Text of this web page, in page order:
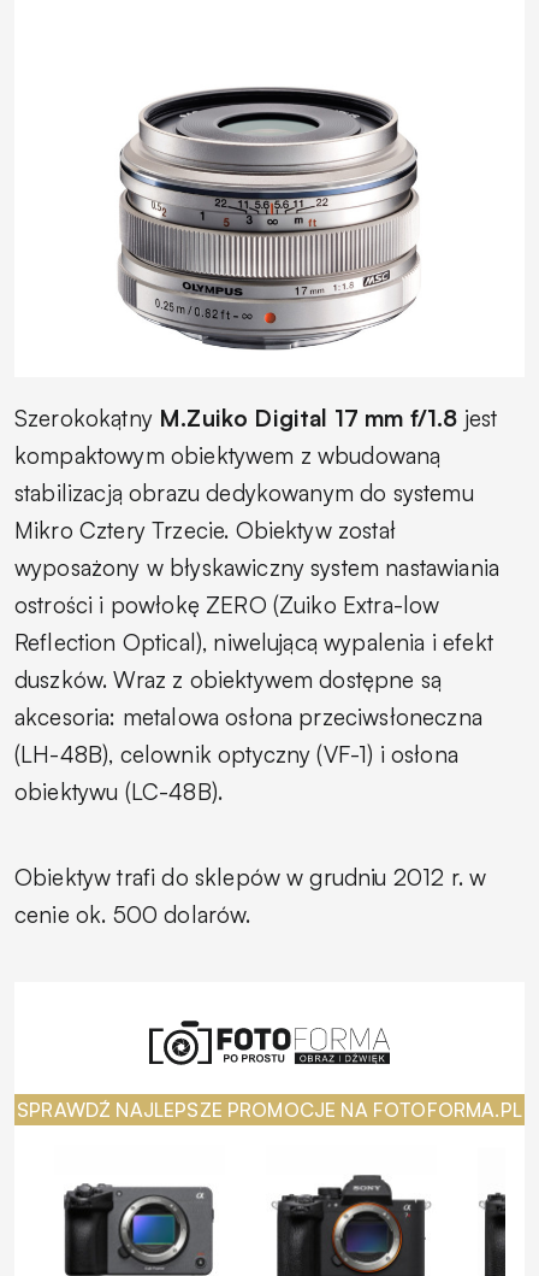
Szerokokątny M.Zuiko Digital 17 mm f/1.8 jest
kompaktowym obiektywem z wbudowaną
stabilizacją obrazu dedykowanym do systemu
Mikro Cztery Trzecie. Obiektyw został
wyposażony w błyskawiczny system nastawiania
ostrości i powłokę ZERO (Zuiko Extra-low
Reflection Optical), niwelującą wypalenia i efekt
duszków. Wraz z obiektywem dostępne są
akcesoria: metalowa osłona przeciwsłoneczna
(LH-48B), celownik optyczny (VF-1) i osłona
obiektywu (LC-48B).
Obiektyw trafi do sklepów w grudniu 2012 r. w
cenie ok. 500 dolarów.
SPRAWDŹ NAJLEPSZE PROMOCJE NA FOTOFORMA.PL